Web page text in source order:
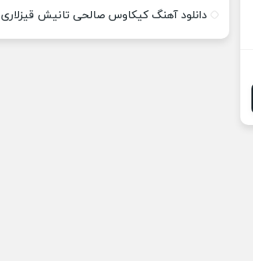
دانلود آهنگ کیکاوس صالحی تانیش قیزلاری